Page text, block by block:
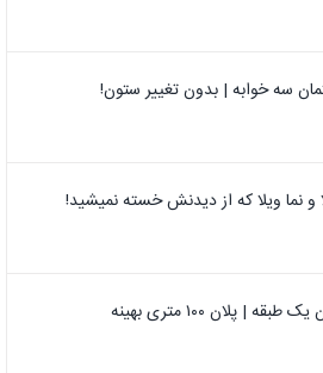
سه خوابه | بدون تغییر ستون!
و نما ویلا که از دیدنش خسته نمیشید!
| پلان ۱۰۰ متری بهینه